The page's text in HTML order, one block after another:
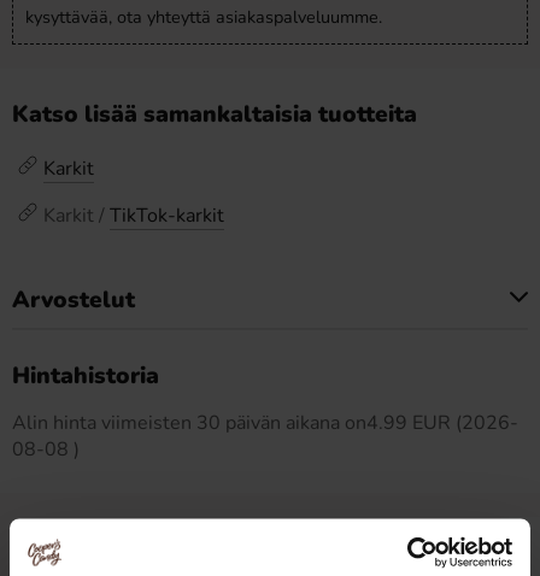
kysyttävää, ota yhteyttä asiakaspalveluumme.
Katso lisää samankaltaisia tuotteita
Karkit
Karkit / TikTok-karkit
Arvostelut
Hintahistoria
Alin hinta viimeisten 30 päivän aikana on4.99 EUR (2026-
08-08 )